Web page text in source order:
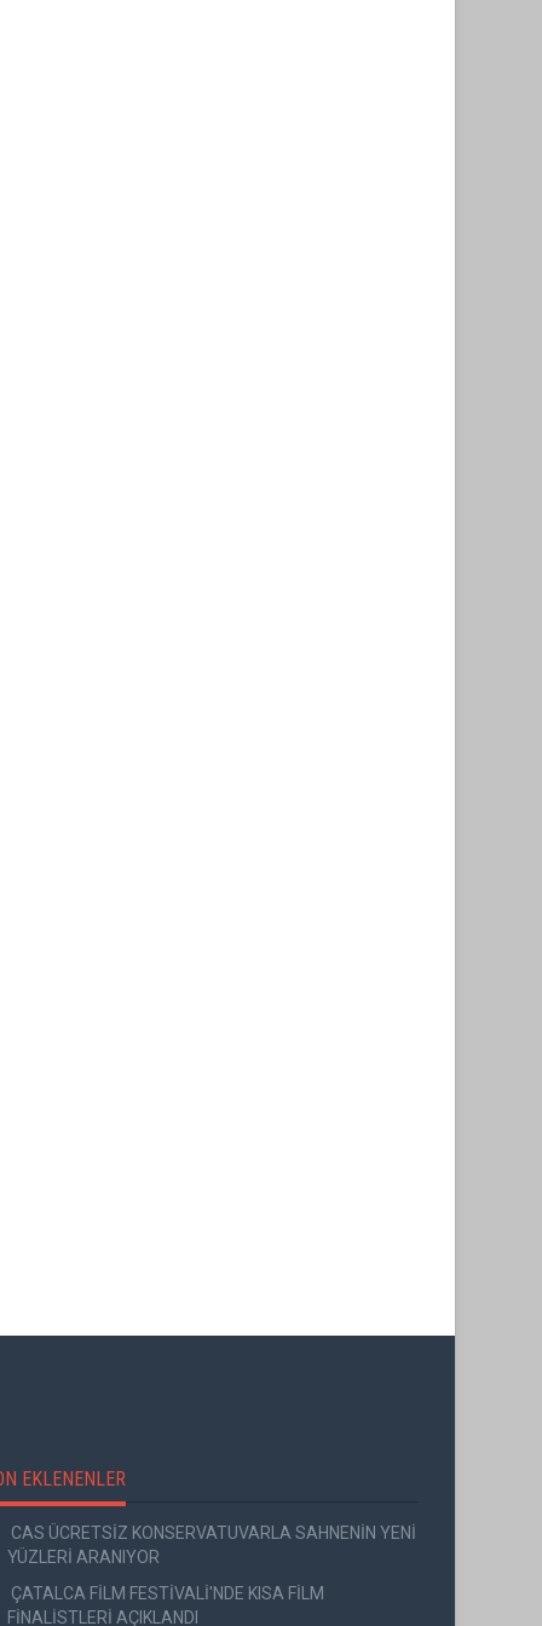
EKLENENLER
CAS ÜCRETSİZ KONSERVATUVARLA SAHNENİN YENİ
YÜZLERİ ARANIYOR
ÇATALCA FİLM FESTİVALİ'NDE KISA FİLM
FİNALİSTLERİ AÇIKLANDI